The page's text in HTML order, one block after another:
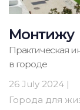
Монтижу
Практическая
в городе
26 July 2024 |
Города для